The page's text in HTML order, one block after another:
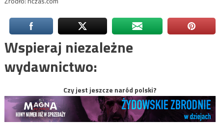
Wspieraj niezależne
wydawnictwo:
Czy jest jeszcze naród polski?